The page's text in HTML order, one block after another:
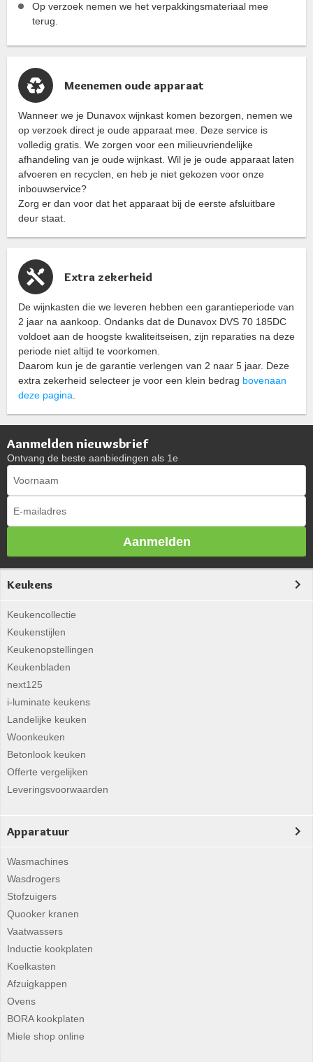
Op verzoek nemen we het verpakkingsmateriaal mee
terug.
Meenemen oude apparaat
Wanneer we je Dunavox wijnkast komen bezorgen, nemen we
op verzoek direct je oude apparaat mee. Deze service is
volledig gratis. We zorgen voor een milieuvriendelijke
afhandeling van je oude wijnkast. Wil je je oude apparaat laten
afvoeren en recyclen, en heb je niet gekozen voor onze
inbouwservice?
Zorg er dan voor dat het apparaat bij de eerste afsluitbare
deur staat.
Extra zekerheid
De wijnkasten die we leveren hebben een garantieperiode van
2 jaar na aankoop. Ondanks dat de Dunavox DVS 70 185DC
voldoet aan de hoogste kwaliteitseisen, zijn reparaties na deze
periode niet altijd te voorkomen.
Daarom kun je de garantie verlengen van 2 naar 5 jaar. Deze
extra zekerheid selecteer je voor een klein bedrag bovenaan
deze pagina
Aanmelden nieuwsbrief
Ontvang de beste aanbiedingen als 1e
Aanmelden
Keukens
Keukencollectie
Keukenstijlen
Keukenopstellingen
Keukenbladen
next125
i-luminate keukens
Landelijke keuken
Woonkeuken
Betonlook keuken
Offerte vergelijken
Leveringsvoorwaarden
Apparatuur
Wasmachines
Wasdrogers
Stofzuigers
Quooker kranen
Vaatwassers
Inductie kookplaten
Koelkasten
Afzuigkappen
Ovens
BORA kookplaten
Miele shop online